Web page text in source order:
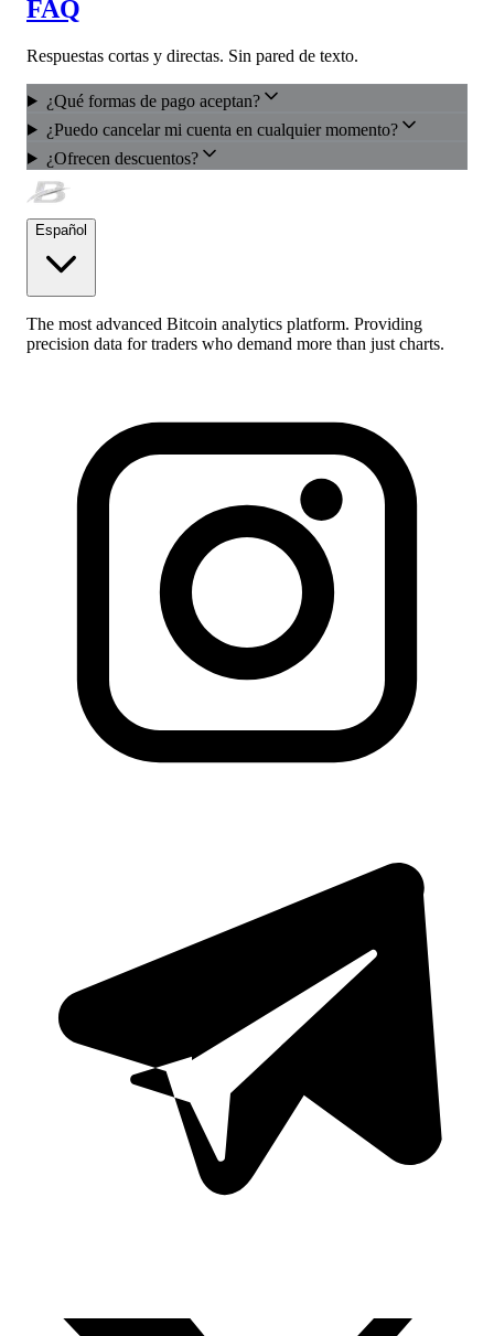
FAQ
Respuestas cortas y directas. Sin pared de texto.
¿Qué formas de pago aceptan?
¿Puedo cancelar mi cuenta en cualquier momento?
¿Ofrecen descuentos?
Español
The most advanced Bitcoin analytics platform. Providing
precision data for traders who demand more than just charts.